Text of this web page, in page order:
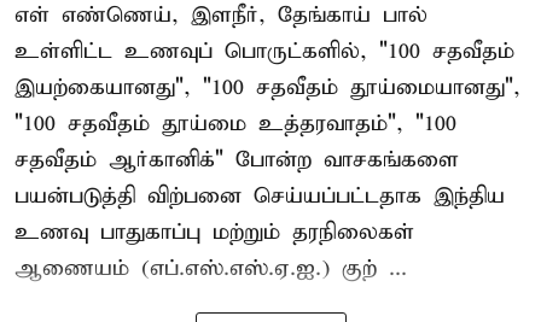
எள் எண்ணெய், இளநீர், தேங்காய் பால்
உள்ளிட்ட உணவுப் பொருட்களில், "100 சதவீதம்
இயற்கையானது", "100 சதவீதம் தூய்மையானது",
"100 சதவீதம் தூய்மை உத்தரவாதம்", "100
சதவீதம் ஆர்கானிக்" போன்ற வாசகங்களை
பயன்படுத்தி விற்பனை செய்யப்பட்டதாக இந்திய
உணவு பாதுகாப்பு மற்றும் தரநிலைகள்
ஆணையம் (எப்.எஸ்.எஸ்.ஏ.ஐ.) குற் ...